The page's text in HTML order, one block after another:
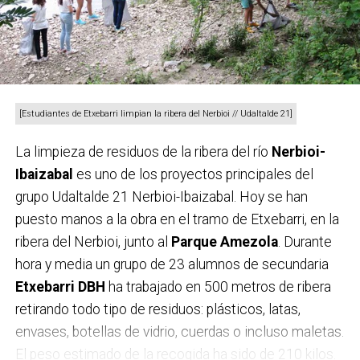
En boxeo junior, el campeón de EspañaIker
Fernándezacusó los nervios de subir al ring en su
casa y no pudo con el burgalésGlenn, en un combate
igualado y sin respiro. En boxeo élite,Diego
Valtierra ganó a los puntos aCarlos Barreras
Sortino, en tres combates de diferentes estilos.
[Estudiantes de Etxebarri limpian la ribera del Nerbioi // Udaltalde 21]
La limpieza de residuos de la ribera del río Nerbioi-
Ibaizabal es uno de los proyectos principales del
grupo Udaltalde 21 Nerbioi-Ibaizabal. Hoy se han
puesto manos a la obra en el tramo de Etxebarri, en la
ribera del Nerbioi, junto al Parque Amezola. Durante
hora y media un grupo de 23 alumnos de secundaria
Etxebarri DBH ha trabajado en 500 metros de ribera
retirando todo tipo de residuos: plásticos, latas,
envases, botellas de vidrio, cuerdas o incluso maletas.
El peso estimado de la recogida ha sido de 210 kilos.